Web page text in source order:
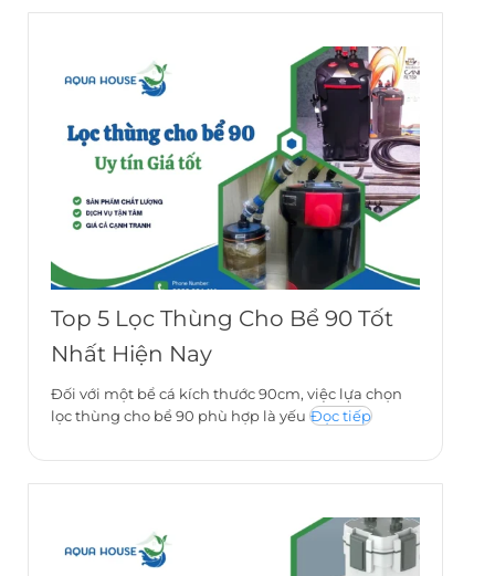
Top 5 Lọc Thùng Cho Bể 90 Tốt
Nhất Hiện Nay
Đối với một bể cá kích thước 90cm, việc lựa chọn
lọc thùng cho bể 90 phù hợp là yếu Đọc tiếp